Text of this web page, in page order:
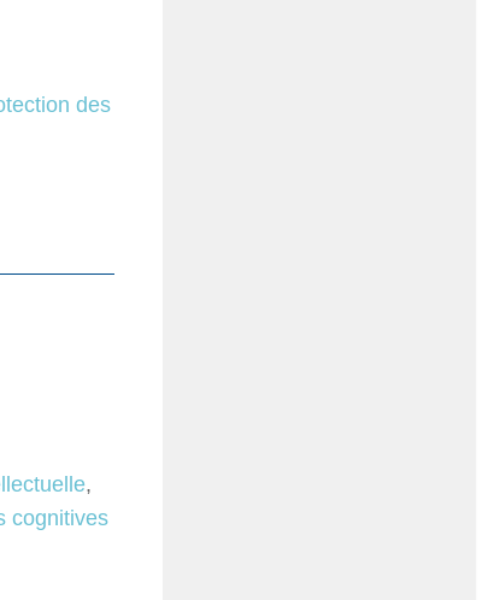
des
,
cognitives